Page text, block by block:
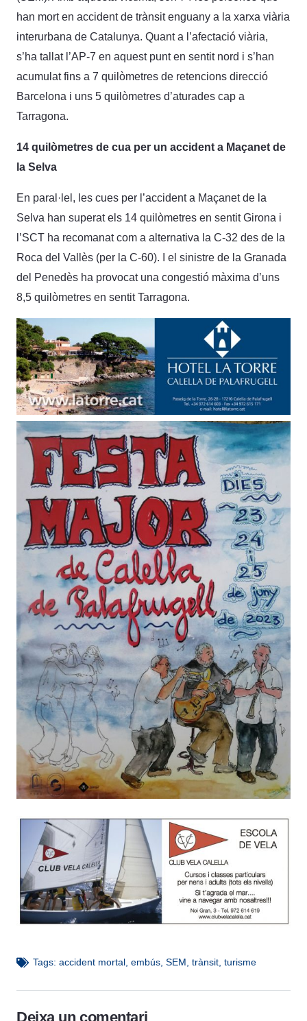
han mort en accident de trànsit enguany a la xarxa viària
interurbana de Catalunya. Quant a l’afectació viària,
s’ha tallat l’AP-7 en aquest punt en sentit nord i s’han
acumulat fins a 7 quilòmetres de retencions direcció
Barcelona i uns 5 quilòmetres d’aturades cap a
Tarragona.
14 quilòmetres de cua per un accident a Maçanet de
la Selva
En paral·lel, les cues per l’accident a Maçanet de la
Selva han superat els 14 quilòmetres en sentit Girona i
l’SCT ha recomanat com a alternativa la C-32 des de la
Roca del Vallès (per la C-60). I el sinistre de la Granada
del Penedès ha provocat una congestió màxima d’uns
8,5 quilòmetres en sentit Tarragona.
Tags: accident mortal, embús, SEM, trànsit, turisme
Deixa un comentari